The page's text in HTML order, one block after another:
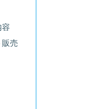
容
販売